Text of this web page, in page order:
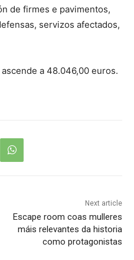
de firmes e pavimentos,
servizos afectados,
a 48.046,00 euros.
Next article
Escape room coas mulleres
máis relevantes da historia
como protagonistas